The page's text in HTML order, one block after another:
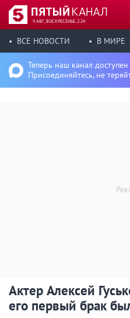
9 АВГ, ВОСКРЕСЕНЬЕ, 2:24
ВСЕ НОВОСТИ В МИРЕ
Теперь наш канал доступен
Присоединяйтесь, не
Актер Алексей
его первый брак